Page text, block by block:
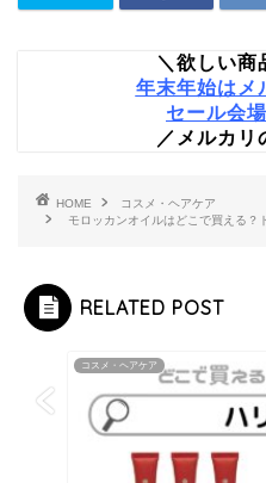
＼欲しい商
年末年始はメ
セール会
／メルカリ
HOME
コスメ・ヘアケア
モロッカンオイルはどこで買える？
RELATED POST
コスメ・ヘアケア